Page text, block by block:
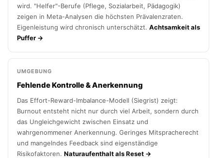
wird. "Helfer"-Berufe (Pflege, Sozialarbeit, Pädagogik)
zeigen in Meta-Analysen die höchsten Prävalenzraten.
Eigenleistung wird chronisch unterschätzt. Achtsamkeit als
Puffer →
UMGEBUNG
Fehlende Kontrolle & Anerkennung
Das Effort-Reward-Imbalance-Modell (Siegrist) zeigt:
Burnout entsteht nicht nur durch viel Arbeit, sondern durch
das Ungleichgewicht zwischen Einsatz und
wahrgenommener Anerkennung. Geringes Mitspracherecht
und mangelndes Feedback sind eigenständige
Risikofaktoren. Naturaufenthalt als Reset →